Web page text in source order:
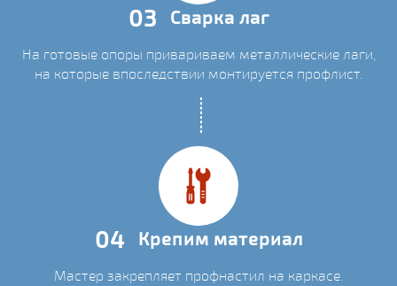
03 Сварка лаг
На готовые опоры привариваем металлические лаги,
на которые впоследствии монтируется профлист.
04 Крепим материал
Мастер закрепляет профнастил на каркасе.